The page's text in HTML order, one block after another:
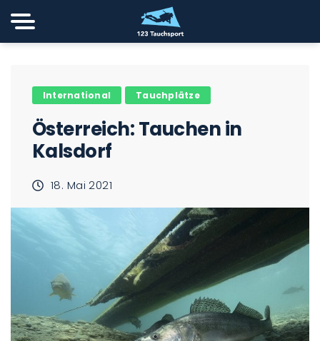
International Tauchplätze
Österreich: Tauchen in
Kalsdorf
18. Mai 2021